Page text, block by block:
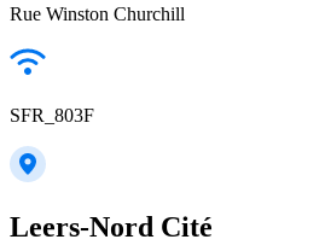
Rue Winston Churchill
SFR_803F
Leers-Nord Cité